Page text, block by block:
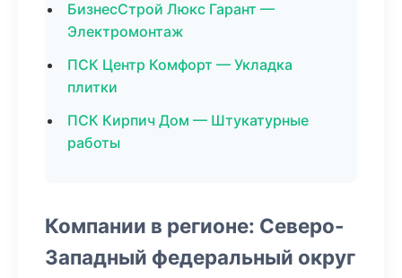
БизнесСтрой Люкс Гарант —
Электромонтаж
ПСК Центр Комфорт — Укладка
плитки
ПСК Кирпич Дом — Штукатурные
работы
Компании в регионе: Северо-
Западный федеральный округ